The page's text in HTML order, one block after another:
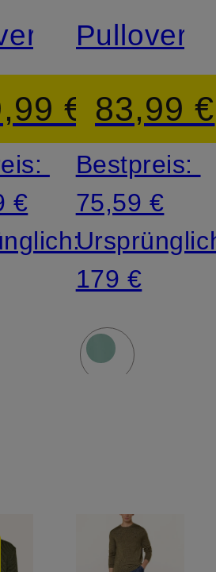
€
€
LAUREN
Pullover
83,99 €
Bestpreis:
75,59 €
179 €